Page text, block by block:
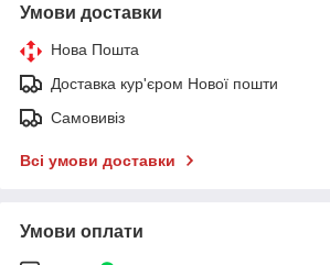
Умови доставки
Нова Пошта
Доставка кур'єром Нової пошти
Самовивіз
Всі умови доставки
Умови оплати